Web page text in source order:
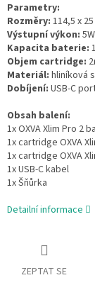
Parametry:
Rozměry: 114,5 x
Výstupní výkon:
Kapacita baterie:
Objem cartridge:
Materiál: hliníková
Dobíjení: USB-C
Obsah balení:
1x OXVA Xlim Pro 2
1x cartridge OXVA
1x cartridge OXVA
1x USB-C kabel
1x Šňůrka
Detailní informace
ZEPTAT SE